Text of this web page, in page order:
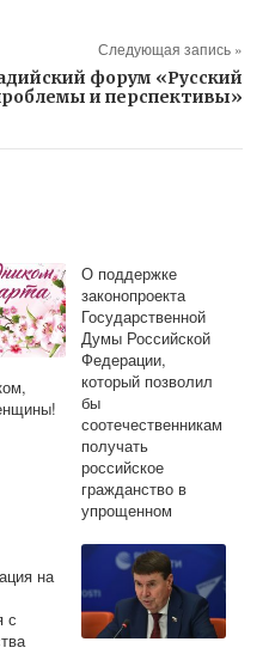
Следующая запись »
форум «Русский
и перспективы»
О поддержке
законопроекта
Государственной
Думы Российской
Федерации,
который позволил
бы
соотечественникам
получать
российское
гражданство в
упрощенном
на
с